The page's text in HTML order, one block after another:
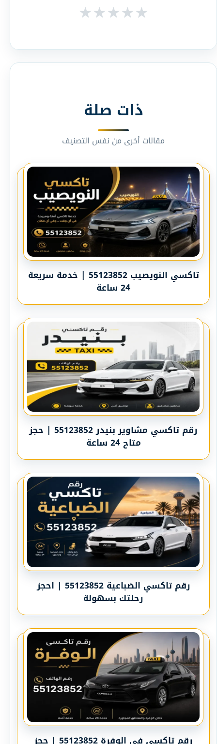
★★★★★
ذات صلة
مقالات أخرى من نفس التصنيف
تاكسي النويصيب 55123852 | خدمة سريعة
24 ساعة
رقم تاكسي مشاوير بنيدر 55123852 | حجز
متاح 24 ساعة
رقم تاكسي الضباعية 55123852 | احجز
رحلتك بسهولة